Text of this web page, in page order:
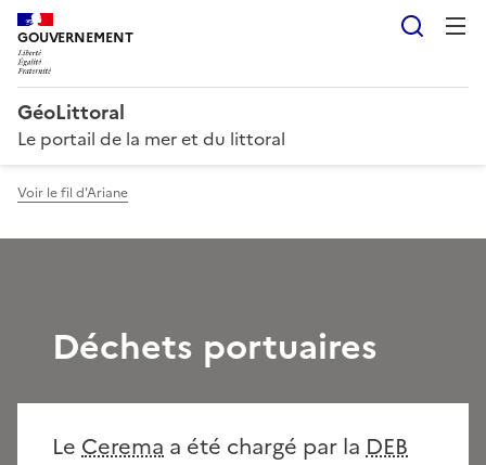
GOUVERNEMENT
GéoLittoral
Le portail de la mer et du littoral
Voir le fil d'Ariane
Déchets portuaires
Le Cerema a été chargé par la DEB